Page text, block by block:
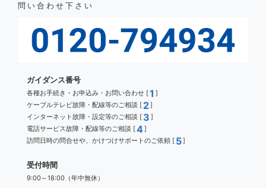
問い合わせ下さい
ガイダンス番号
各種お手続き・お申込み・お問い合わせ [1 ]
ケーブルテレビ故障・配線等のご相談 [ 2]
インターネット故障・設定等のご相談 [ 3 ]
電話サービス故障・配線等のご相談 [4]
訪問日時の問合せや、かけつけサポートのご依頼 [ 5]
受付時間
9:00～18:00（年中無休）